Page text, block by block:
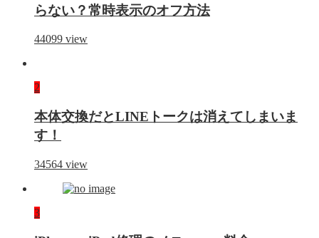
らない？常時表示のオフ方法
44099 view
2
本体交換だとLINEトークは消えてしまいま
す！
34564 view
3